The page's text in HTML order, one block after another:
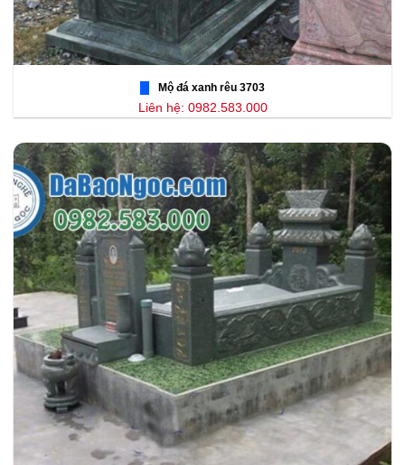
Mộ đá xanh rêu 3703
Liên hệ: 0982.583.000